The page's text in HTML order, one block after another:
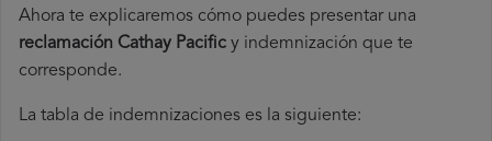
Ahora te explicaremos cómo puedes presentar una
reclamación Cathay Pacific y indemnización que te
corresponde.
La tabla de indemnizaciones es la siguiente: